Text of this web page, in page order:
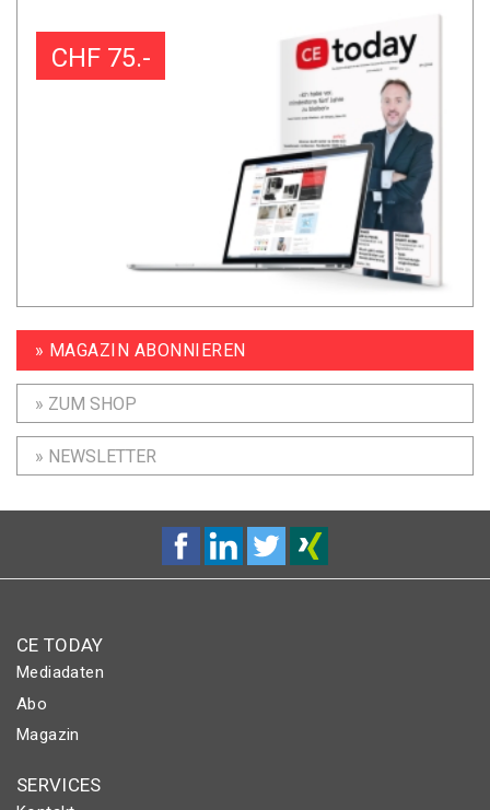
CHF 75.-
» MAGAZIN ABONNIEREN
» ZUM SHOP
» NEWSLETTER
CE TODAY
Mediadaten
Abo
Magazin
SERVICES